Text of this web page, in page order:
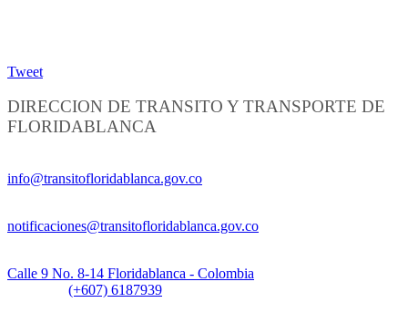
Tweet
DIRECCION DE TRANSITO Y TRANSPORTE DE
FLORIDABLANCA
info@transitofloridablanca.gov.co
notificaciones@transitofloridablanca.gov.co
Calle 9 No. 8-14 Floridablanca - Colombia
(+607) 6187939